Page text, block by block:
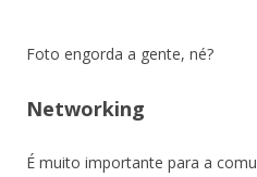
Foto engorda a gente, né?
Networking
É muito importante para a